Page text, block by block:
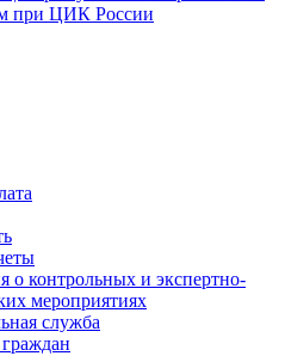
при ЦИК России
о контрольных и экспертно-
мероприятиях
служба